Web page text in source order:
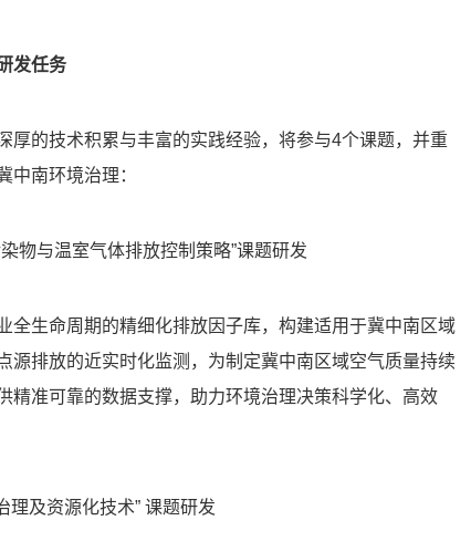
发任务
厚的技术积累与丰富的实践经验，将参与4个课题，并重
中南环境治理：
物与温室气体排放控制策略”课题研发
全生命周期的精细化排放因子库，构建适用于冀中南区域
源排放的近实时化监测，为制定冀中南区域空气质量持续
精准可靠的数据支撑，助力环境治理决策科学化、高效
理及资源化技术” 课题研发